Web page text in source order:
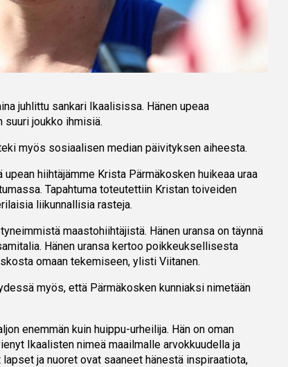
juhlittu sankari Ikaalisissa. Hänen upeaa
suuri joukko ihmisiä.
myös sosiaalisen median päivityksen aiheesta.
hiihtäjämme Krista Pärmäkosken huikeaa uraa
Tapahtuma toteutettiin Kristan toiveiden
liikunnallisia rasteja.
maastohiihtäjistä. Hänen uransa on täynnä
Hänen uransa kertoo poikkeuksellisesta
omaan tekemiseen, ylisti Viitanen.
myös, että Pärmäkosken kunniaksi nimetään
enemmän kuin huippu-urheilija. Hän on oman
Ikaalisten nimeä maailmalle arvokkuudella ja
ja nuoret ovat saaneet hänestä inspiraatiota,